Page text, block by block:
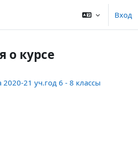
Вход
о курсе
2020-21 уч.год 6 - 8 классы